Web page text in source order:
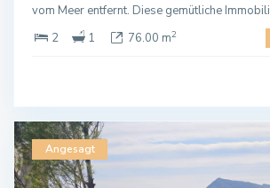
vom Meer entfernt. Diese gemütliche
2
1 76.00 m2
Angesagt